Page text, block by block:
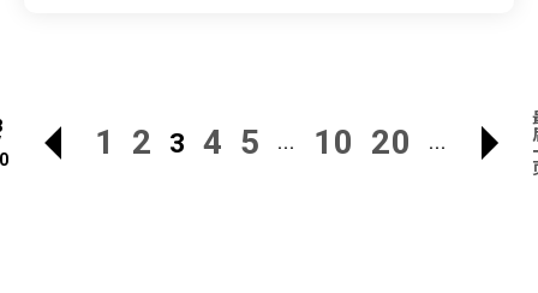
1 2 3 4 5 ... 10 20 ...